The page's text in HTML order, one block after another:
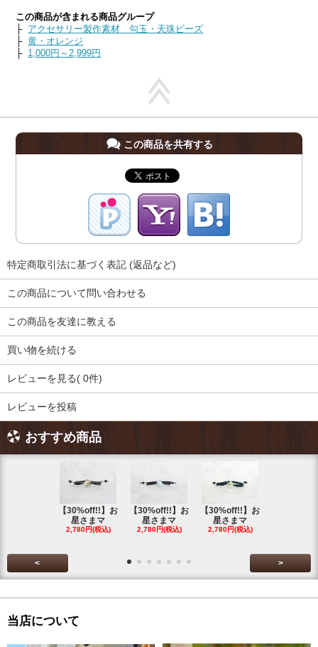
この商品が含まれる商品グループ
├ アクセサリー製作素材 勾玉・天珠ビーズ
├黄・オレンジ
├ 1,000円～2,999円
この商品を共有する
特定商取引法に基づく表記 (返品など)
この商品について問い合わせる
この商品を友達に教える
買い物を続ける
レビューを見る( 0件)
レビューを投稿
おすすめ商品
【30%off!!】お
星さまマ
2,780円(税込)
【30%off!!】お
星さまマ
2,780円(税込)
【30%off!!】お
星さまマ
2,780円(税込)
< >
当店について